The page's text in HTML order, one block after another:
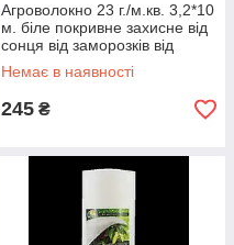
Агроволокно 23 г./м.кв. 3,2*10
м. біле покривне захисне від
сонця від заморозків від
птахів від комах фасоване
Немає в наявності
245 ₴